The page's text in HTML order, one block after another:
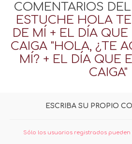
INICIAR SESIÓN
COMENTARIOS
ESTUCHE HOLA
DE MÍ + EL DÍA QUE
CAIGA "HOLA, ¿TE
MÍ? + EL DÍA QUE
CAIGA"
ESCRIBA SU PROPIO
Sólo los usuarios registrados